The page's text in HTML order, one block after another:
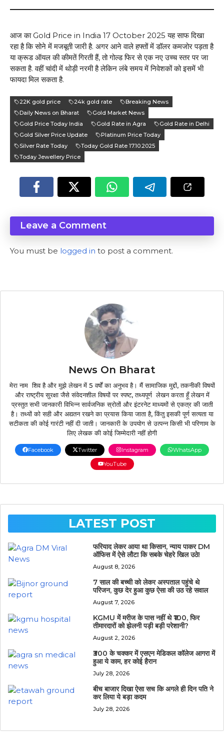
आज का Gold Price in India 17 October 2025 यह साफ दिखा
रहा है कि सोने में मजबूती जारी है. अगर आने वाले हफ्तों में डॉलर कमजोर पड़ता है
या क्रूड ऑयल की कीमतें गिरती हैं, तो गोल्ड फिर से एक नए उच्च स्तर पर जा
सकता है. वहीं चांदी में थोड़ी नरमी है लेकिन लंबे समय में निवेशकों को इसमें भी
फायदा मिल सकता है.
22K gold price 24k gold rate
Breaking News
Daily News on Bharat
Gold Market News
Gold Price Today India
Gold Rate in Agra
Gold Rate in Delhi
Gold Silver Price Update
Platinum Price Today
Silver Rate Today
Today Gold Rate 17.10.2025
Today Jewellery Price
Leave a Comment
You must be logged in to post a comment.
News On Bharat
मेरा नाम शिव है और मुझे लेखन में 5 वर्षों का अनुभव है। मैं सामाजिक मुद्दों, तकनीकी विषयों
और राष्ट्रीय सुरक्षा जैसे संवेदनशील विषयों पर स्पष्ट, तथ्यपूर्ण लेखन करता हूँ लेखन में
प्रस्तुत सभी जानकारी विभिन्न सार्वजनिक स्रोतों और इंटरनेट माध्यमों से एकत्र की जाती
है। तथ्यों को सही और अद्यतन रखने का प्रयास किया जाता है, किंतु इसकी पूर्ण सत्यता या
सटीकता की कोई गारंटी नहीं दी जाती। जानकारी के उपयोग से उत्पन्न किसी भी परिणाम के
लिए लेखक की कोई जिम्मेदारी नहीं होगी
Facebook Twitter Instagram
WhatsApp
YouTube
LATEST POST
फरियाद लेकर आया था किसान, न्याय पाकर DM
ऑफिस में ऐसे लौटा कि सबके चेहरे खिल उठे!
August 8, 2026
7 साल की बच्ची को लेकर अस्पताल पहुंचे थे
परिजन, कुछ देर हुआ कुछ ऐसा की उठ रहे सवाल
August 7, 2026
KGMU में मरीज के पास नहीं थे ₹100, फिर
तीमारदारों को झेलनी पड़ी बड़ी परेशानी?
August 2, 2026
₹300 के चक्कर में एसएन मेडिकल कॉलेज आगरा में
हुआ ये काम, हर कोई हैरान
July 28, 2026
बीच बाजार दिखा ऐसा सच कि अगले ही दिन पति ने
कर लिया ये बड़ा कदम
July 28, 2026